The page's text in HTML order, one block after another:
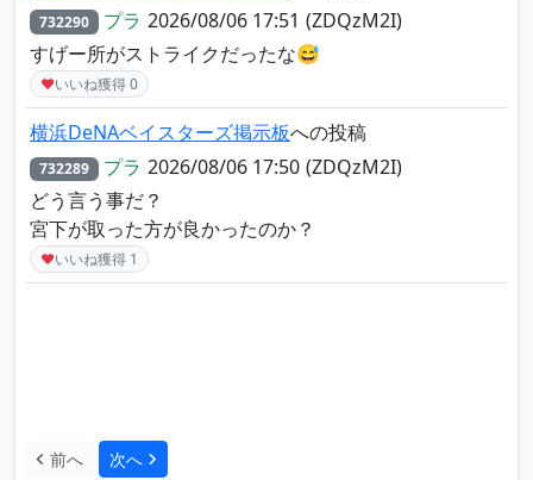
732290 プラ 2026/08/06 17:51 (ZDQzM2I)
すげー所がストライクだったな😅
♥いいね獲得0
横浜DeNAベイスターズ掲示板への投稿
732289 プラ 2026/08/06 17:50 (ZDQzM2I)
どう言う事だ？
宮下が取った方が良かったのか？
♥いいね獲得 1
前へ 次へ